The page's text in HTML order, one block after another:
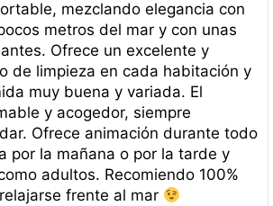
mezclando elegancia con
metros del mar y con unas
Ofrece un excelente y
de limpieza en cada habitación y
muy buena y variada. El
y acogedor, siempre
Ofrece animación durante todo
por la mañana o por la tarde y
adultos. Recomiendo 100%
frente al mar